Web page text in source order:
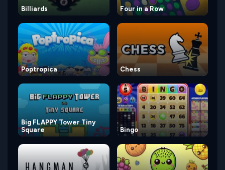
Billiards Four in a Row
Poptropica Chess
Big FLAPPY Tower Tiny
Square
Bingo